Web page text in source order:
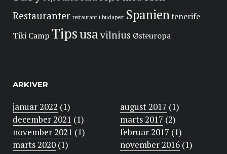
Restauranter restaurant i budapest Spanientenerife
Tiki Camp Tipsusavilnius Østeuropa
ARKIVER
januar 2022 (1)
december 2021 (1)
november 2021 (1)
marts 2020 (1)
august 2017 (1)
marts 2017 (2)
februar 2017 (1)
november 2016(1)